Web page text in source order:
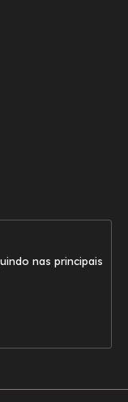
nas principais